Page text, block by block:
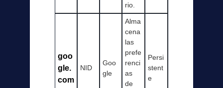
rio.
goo
gle.
com
NID
Goo
gle
Alma
cena
las
prefe
renci
as
de
Persi
stent
e